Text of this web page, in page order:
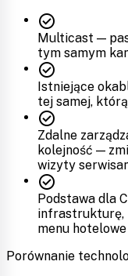
check_circle
Multicast —
tym samym
check_circle
Istniejące
tej samej,
check_circle
Zdalne
kolejność —
wizyty
check_circle
Podstawa dla
infrastrukturę,
menu
Porównanie